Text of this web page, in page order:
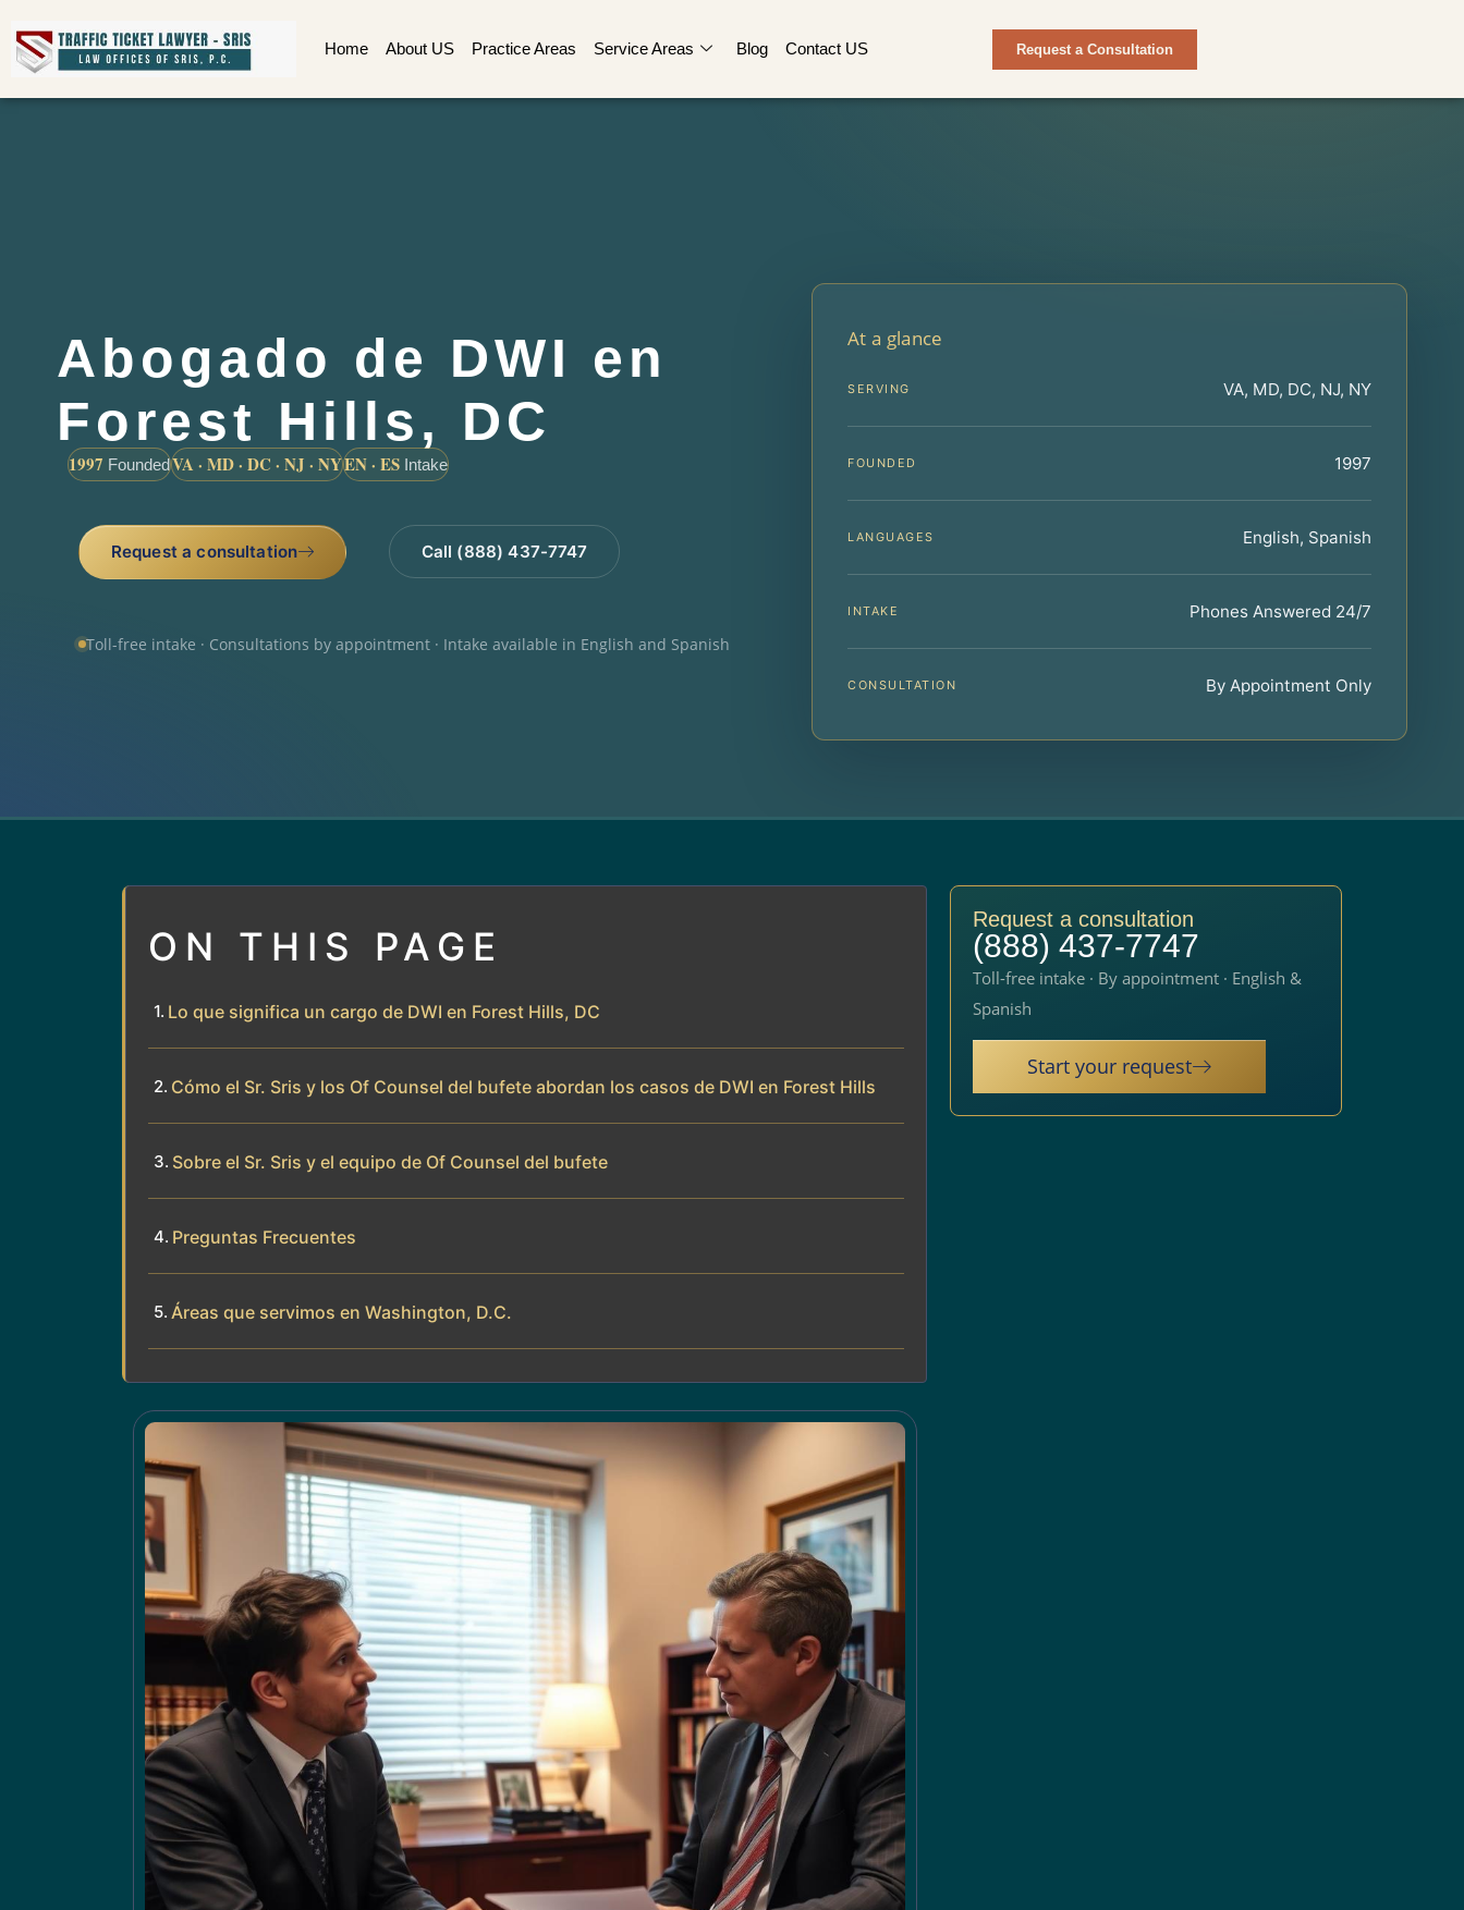
Home About US Practice Areas Service Areas Blog Contact US Request a Consultation
Abogado de DWI en
Forest Hills, DC
1997 FoundedVA · MD · DC · NJ · NYEN · ES Intake
Request a consultation Call (888) 437-7747
Toll-free intake · Consultations by appointment · Intake available in English and Spanish
At a glance
SERVING VA, MD, DC, NJ, NY
FOUNDED 1997
LANGUAGES English, Spanish
INTAKE Phones Answered 24/7
CONSULTATION By Appointment Only
ON THIS PAGE
Lo que significa un cargo de DWI en Forest Hills, DC
Cómo el Sr. Sris y los Of Counsel del bufete abordan los casos de DWI en Forest Hills
Sobre el Sr. Sris y el equipo de Of Counsel del bufete
Preguntas Frecuentes
Áreas que servimos en Washington, D.C.
Request a consultation
(888) 437-7747
Toll-free intake · By appointment · English &
Spanish
Start your request